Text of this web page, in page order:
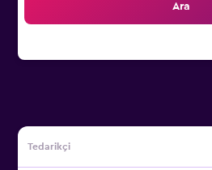
Ara
Tedarikçi